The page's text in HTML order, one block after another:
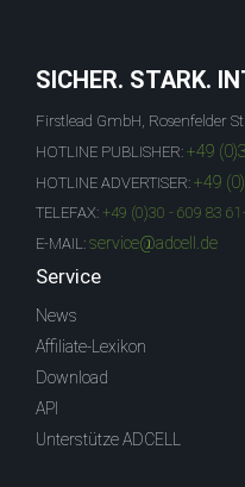
SICHER. STARK.
Firstlead GmbH, Rosenfelder
HOTLINE PUBLISHER: +49
HOTLINE ADVERTISER: +49
TELEFAX: +49 (0)30 - 609 83
E-MAIL: service@adcell.de
Service
News
Affiliate-Lexikon
Download
API
Unterstütze ADCELL